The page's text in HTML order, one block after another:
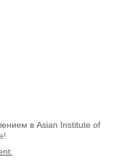
в Asian Institute of